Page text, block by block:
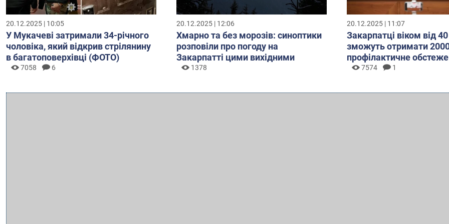
20.12.2025 | 10:05
У Мукачеві затримали 34-річного
чоловіка, який відкрив стрілянину
в багатоповерхівці (ФОТО)
7058 6
20.12.2025 | 12:06
Хмарно та без морозів: синоптики
розповіли про погоду на
Закарпатті цими вихідними
1378
20.12.2025 | 11:07
Закарпатці віком від
зможуть отримати
профілактичне
7574 1